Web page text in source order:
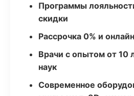
Программы
скидки
Рассрочка 0% и
Врачи с опытом от 10
наук
Современное